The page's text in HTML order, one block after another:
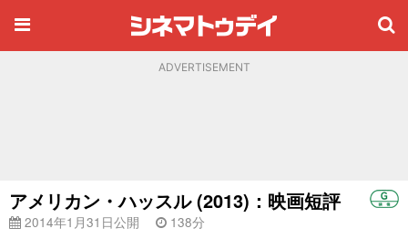
ADVERTISEMENT
アメリカン・ハッスル (2013)：映画短評
2014年1月31日公開 138分